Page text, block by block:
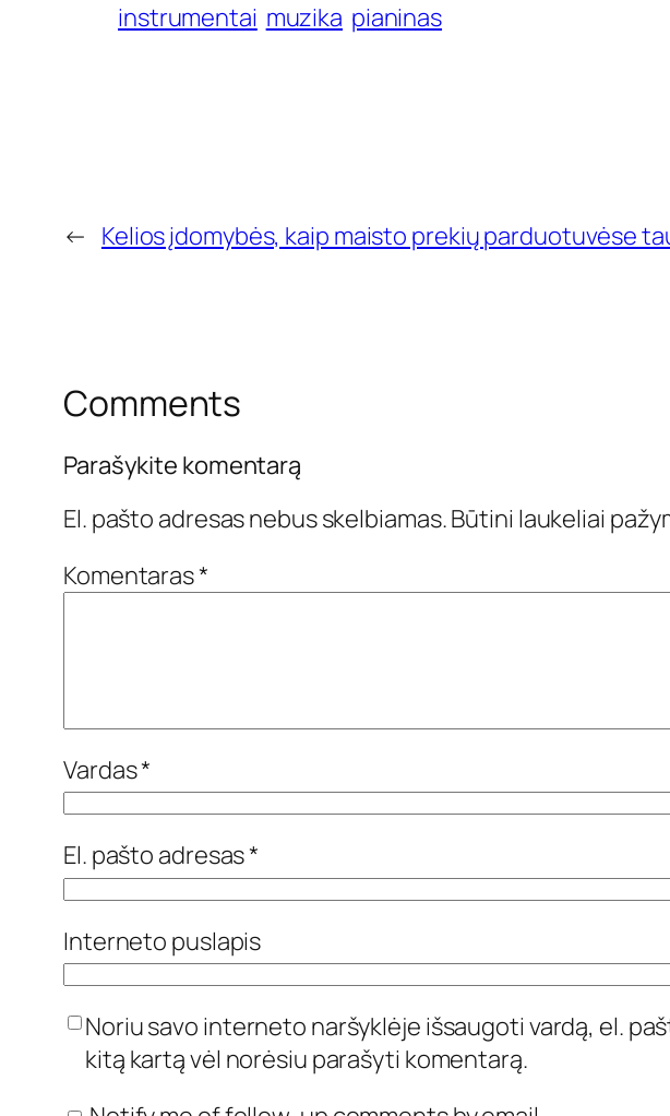
instrumentai muzika pianinas
← Kelios įdomybės, kaip maisto prekių parduotuvėse
Comments
Parašykite komentarą
El. pašto adresas nebus skelbiamas.Būtini laukeliai
Komentaras*
Vardas*
El. pašto adresas*
Interneto puslapis
Noriu savo interneto naršyklėje išsaugoti vardą, el.
kitą kartą vėl norėsiu parašyti komentarą.